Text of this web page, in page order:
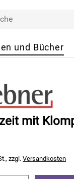
und Bücher
mit
zzgl. Versandkosten